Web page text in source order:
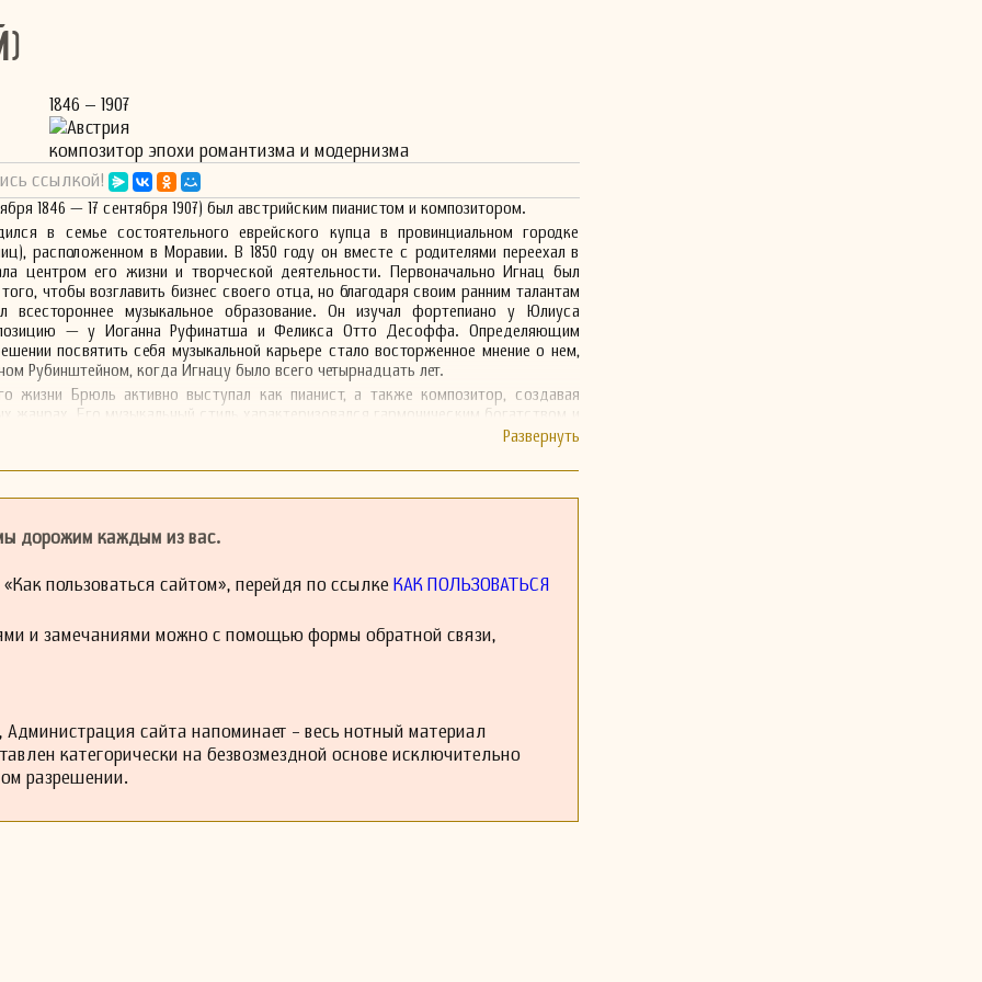
1846 – 1907
Австрия
композитор эпохи романтизма и модернизма
ссылкой!
1846 — 17 сентября 1907) был австрийским пианистом и композитором.
в семье состоятельного еврейского купца в провинциальном городке
расположенном в Моравии. В 1850 году он вместе с родителями переехал в
центром его жизни и творческой деятельности. Первоначально Игнац был
чтобы возглавить бизнес своего отца, но благодаря своим ранним талантам
всестороннее музыкальное образование. Он изучал фортепиано у Юлиуса
— у Иоганна Руфинатша и Феликса Отто Десоффа. Определяющим
посвятить себя музыкальной карьере стало восторженное мнение о нем,
Рубинштейном, когда Игнацу было всего четырнадцать лет.
жизни Брюль активно выступал как пианист, а также композитор, создавая
жанрах. Его музыкальный стиль характеризовался гармоническим богатством и
что сделало его заметной фигурой в музыкальной культуре своего
не менее, его вклад в музыку не следует недооценивать. Он оставил после себя
продолжают исполняться и по сей день.
многих музыкантов и композиторов, продолжая делиться своим
дорожим каждым из вас.
пользоваться сайтом», перейдя по ссылке КАК ПОЛЬЗОВАТЬСЯ
и замечаниями можно с помощью формы обратной связи,
сайта напоминает - весь нотный материал
категорически на безвозмездной основе исключительно
разрешении.